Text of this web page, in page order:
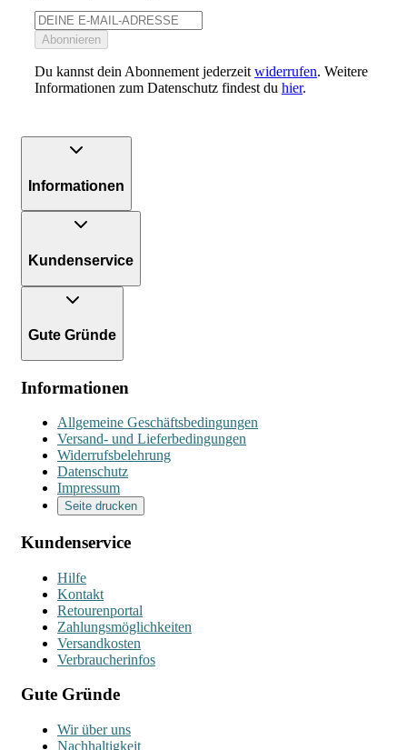
Abonnieren
Du kannst dein Abonnement jederzeit widerrufen. Weitere
Informationen zum Datenschutz findest du hier.
Informationen
Kundenservice
Gute Gründe
Informationen
Allgemeine Geschäftsbedingungen
Versand- und Lieferbedingungen
Widerrufsbelehrung
Datenschutz
Impressum
Seite drucken
Kundenservice
Hilfe
Kontakt
Retourenportal
Zahlungsmöglichkeiten
Versandkosten
Verbraucherinfos
Gute Gründe
Wir über uns
Nachhaltigkeit